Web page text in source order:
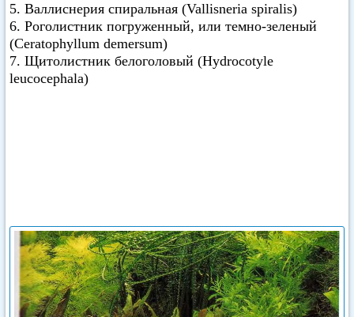
5. Валлиснерия спиральная (Vallisneria spiralis)
6. Роголистник погруженный, или темно-зеленый
(Ceratophyllum demersum)
7. Щитолистник белоголовый (Hydrocotyle
leucocephala)